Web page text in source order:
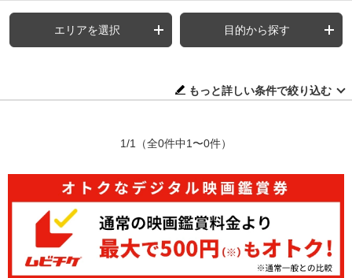
エリアを選択 目的から探す
もっと詳しい条件で絞り込む
1/1 （全0件中1〜0件）